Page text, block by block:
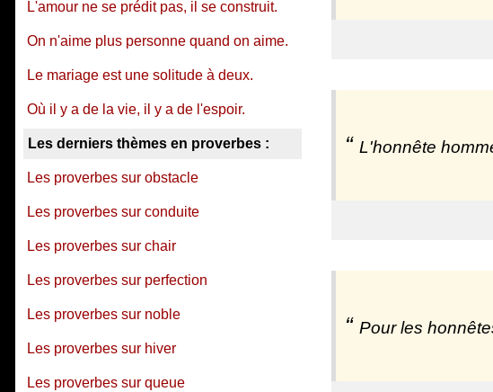
L'honnête
Pour les
L'amour ne se prédit pas, il se construit.
On n'aime plus personne quand on aime.
Le mariage est une solitude à deux.
Où il y a de la vie, il y a de l'espoir.
Les derniers thèmes en proverbes :
Les proverbes sur obstacle
Les proverbes sur conduite
Les proverbes sur chair
Les proverbes sur perfection
Les proverbes sur noble
Les proverbes sur hiver
Les proverbes sur queue